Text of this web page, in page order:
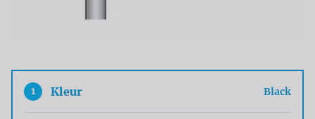
1 Kleur Black